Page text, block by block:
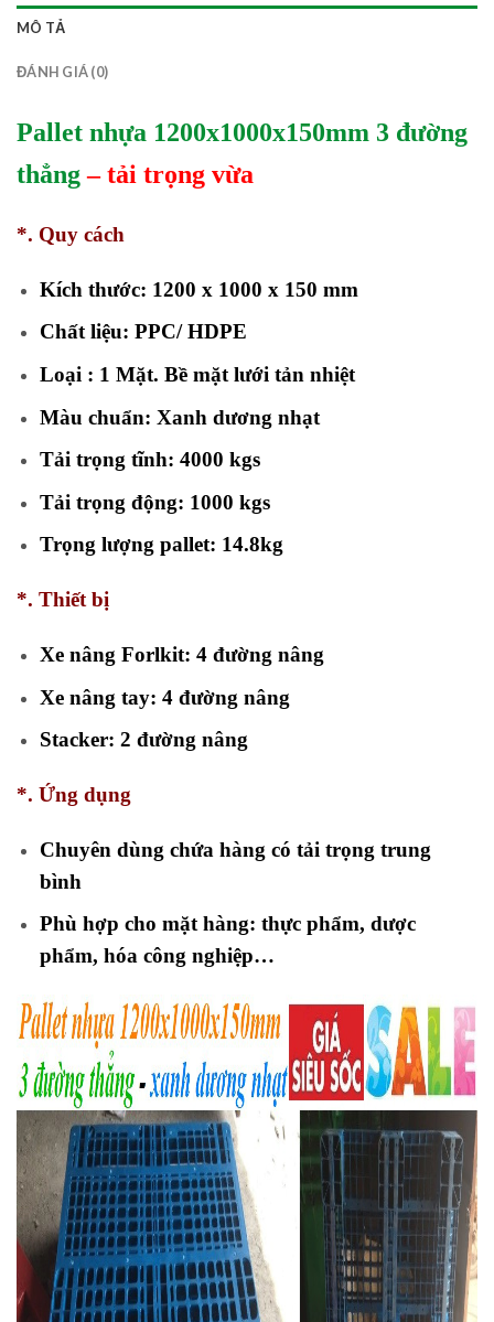
MÔ TẢ
ĐÁNH GIÁ (0)
Pallet nhựa 1200x1000x150mm 3 đường
thẳng – tải trọng vừa
*. Quy cách
Kích thước: 1200 x 1000 x 150 mm
Chất liệu: PPC/ HDPE
Loại : 1 Mặt. Bề mặt lưới tản nhiệt
Màu chuẩn: Xanh dương nhạt
Tải trọng tĩnh: 4000 kgs
Tải trọng động: 1000 kgs
Trọng lượng pallet: 14.8kg
*. Thiết bị
Xe nâng Forlkit: 4 đường nâng
Xe nâng tay: 4 đường nâng
Stacker: 2 đường nâng
*. Ứng dụng
Chuyên dùng chứa hàng có tải trọng trung
bình
Phù hợp cho mặt hàng: thực phẩm, dược
phẩm, hóa công nghiệp…